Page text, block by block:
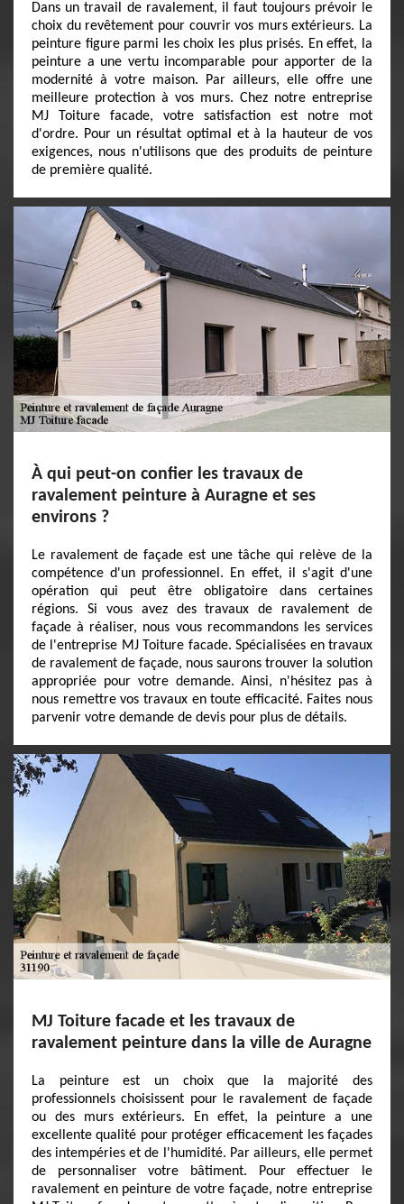
Dans un travail de ravalement, il faut toujours prévoir le
choix du revêtement pour couvrir vos murs extérieurs. La
peinture figure parmi les choix les plus prisés. En effet, la
peinture a une vertu incomparable pour apporter de la
modernité à votre maison. Par ailleurs, elle offre une
meilleure protection à vos murs. Chez notre entreprise
MJ Toiture facade, votre satisfaction est notre mot
d'ordre. Pour un résultat optimal et à la hauteur de vos
exigences, nous n'utilisons que des produits de peinture
de première qualité.
À qui peut-on confier les travaux de
ravalement peinture à Auragne et ses
environs ?
Le ravalement de façade est une tâche qui relève de la
compétence d'un professionnel. En effet, il s'agit d'une
opération qui peut être obligatoire dans certaines
régions. Si vous avez des travaux de ravalement de
façade à réaliser, nous vous recommandons les services
de l'entreprise MJ Toiture facade. Spécialisées en travaux
de ravalement de façade, nous saurons trouver la solution
appropriée pour votre demande. Ainsi, n'hésitez pas à
nous remettre vos travaux en toute efficacité. Faites nous
parvenir votre demande de devis pour plus de détails.
MJ Toiture facade et les travaux de
ravalement peinture dans la ville de Auragne
La peinture est un choix que la majorité des
professionnels choisissent pour le ravalement de façade
ou des murs extérieurs. En effet, la peinture a une
excellente qualité pour protéger efficacement les façades
des intempéries et de l'humidité. Par ailleurs, elle permet
de personnaliser votre bâtiment. Pour effectuer le
ravalement en peinture de votre façade, notre entreprise